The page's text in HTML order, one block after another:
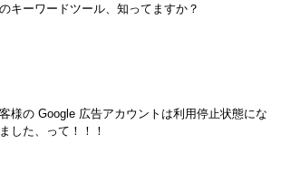
キーワードツール、知ってますか？
様の Google 広告アカウントは利用停止状態にな
した、って！！！